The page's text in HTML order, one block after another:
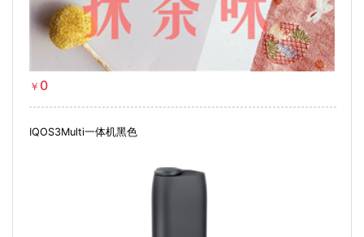
￥ 0
IQOS3Multi一体机黑色